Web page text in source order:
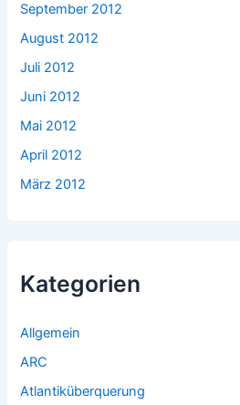
September 2012
August 2012
Juli 2012
Juni 2012
Mai 2012
April 2012
März 2012
Kategorien
Allgemein
ARC
Atlantiküberquerung